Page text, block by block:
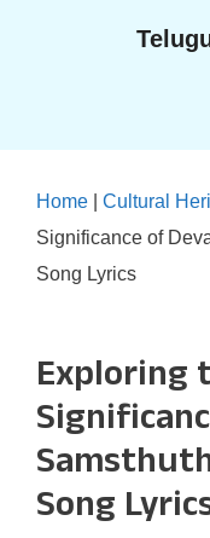
Home Cultural
Significance of
Song Lyrics
Exploring
Song